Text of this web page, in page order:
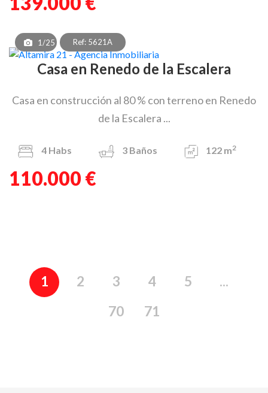
1/25 Ref: 5621A
Casa en Renedo de la Escalera
Casa en construcción al 80 % con terreno en Renedo
de la Escalera ...
4 Habs 3 Baños 122 m2
110.000 €
1 2 3 4 5
...
70
71